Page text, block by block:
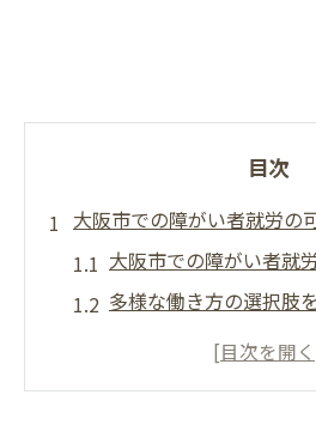
目次
大阪市での障がい者就労の
大阪市での障がい者就
多様な働き方の選択肢
障がい者雇用の新しい